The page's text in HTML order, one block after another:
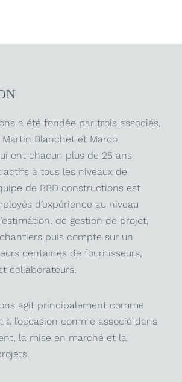
a été fondée par trois associés,
Martin Blanchet et Marco
ont chacun plus de 25 ans
actifs à tous les niveaux de
de BBD constructions est
d’expérience au niveau
de gestion de projet,
puis compte sur un
centaines de fournisseurs,
collaborateurs.
agit principalement comme
à l’occasion comme associé dans
la mise en marché et la